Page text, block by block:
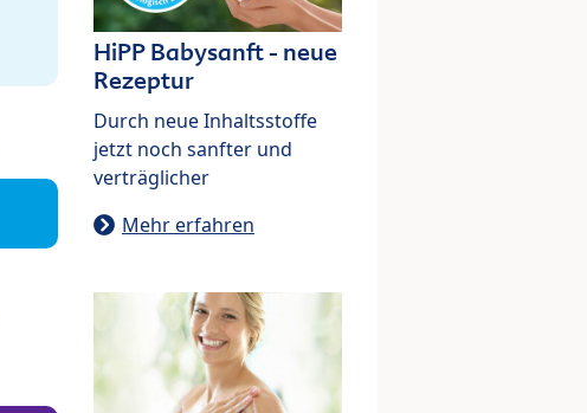
HiPP Babysanft - neue
Rezeptur
Durch neue Inhaltsstoffe
jetzt noch sanfter und
verträglicher
Mehr erfahren